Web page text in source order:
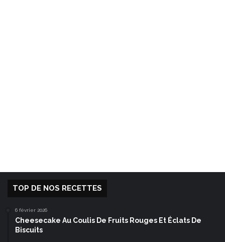
TOP DE NOS RECETTES
6 février 2026
Cheesecake Au Coulis De Fruits Rouges Et Éclats De
Biscuits